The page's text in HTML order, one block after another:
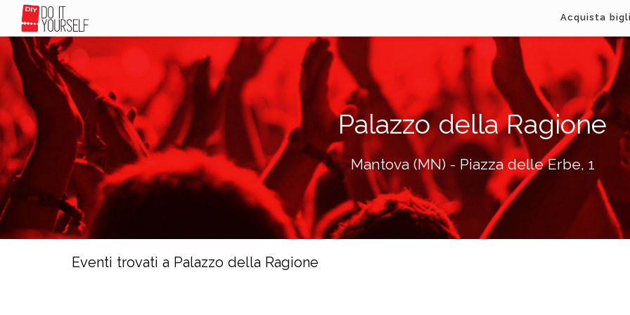
Acquista
Palazzo della Ragione
Mantova (MN) - Piazza delle Erbe, 1
Eventi trovati a Palazzo della Ragione